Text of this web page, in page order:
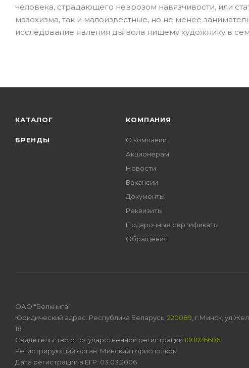
человека, страдающего неврозом навязчивости, или
мазохизма, так и малоизвестные, но не менее
исследование явления дьявола нищему художнику в
КАТАЛОГ
БРЕНДЫ
КОМПАНИЯ
О компании
Акционерам
Новости
Вакансии
Документы
Реквизиты
Подарочные сертификаты
Обращения
ОАО "Белкнига"
Юридический адрес: Республика Беларусь, 220089 , г.Минск,
18
Свидетельство о государственной регистрации 100026606
Регистрирующий орган: Минский горисполком
Дата регистрации в ЕГР: 03.03.2006